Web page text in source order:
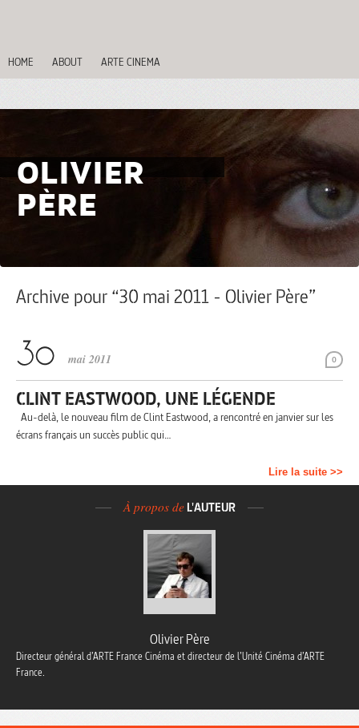
HOME ABOUT ARTE CINEMA
OLIVIER
PÈRE
Archive pour “30 mai 2011 - Olivier Père”
0
mai 2011
CLINT EASTWOOD, UNE LÉGENDE
Au-delà, le nouveau film de Clint Eastwood, a rencontré en janvier sur les
écrans français un succès public qui…
Lire la suite >>
À propos de L'AUTEUR
Olivier Père
Directeur général d’ARTE France Cinéma et directeur de l’Unité Cinéma d’ARTE
France.